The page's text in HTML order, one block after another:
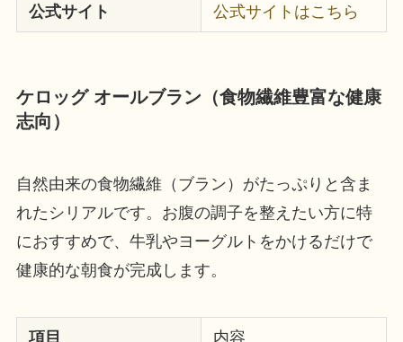
公式サイト 公式サイトはこちら
ケロッグ オールブラン（食物繊維豊富な健康
志向）
自然由来の食物繊維（ブラン）がたっぷりと含ま
れたシリアルです。お腹の調子を整えたい方に特
におすすめで、牛乳やヨーグルトをかけるだけで
健康的な朝食が完成します。
項目 内容